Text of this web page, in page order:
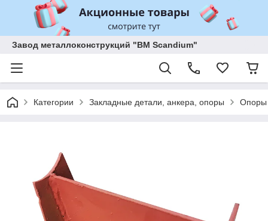
Завод металлоконструкций "BM Scandium"
Категории Закладные детали, анкера, опоры Опоры